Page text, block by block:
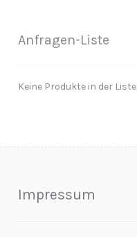
Anfragen-Liste
Keine Produkte in der Liste
Impressum